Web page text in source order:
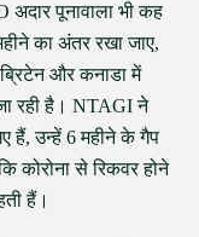
पूनावाला भी कह
का अंतर रखा जाए,
और कनाडा में
रही है। NTAGI ने
हैं, उन्हें 6 महीने के गैप
कोरोना से रिकवर होने
हैं।